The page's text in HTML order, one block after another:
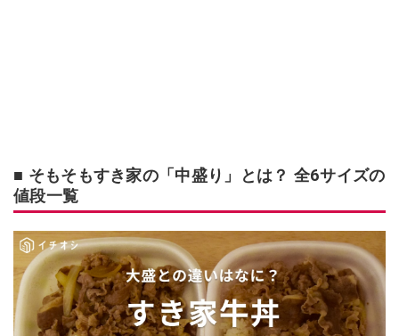
■ そもそもすき家の「中盛り」とは？ 全6サイズの
値段一覧